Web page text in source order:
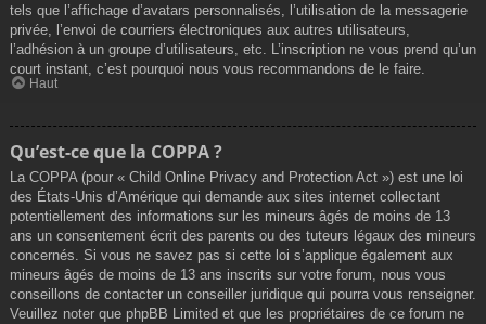
tels que l’affichage d’avatars personnalisés, l’utilisation de la messagerie
privée, l’envoi de courriers électroniques aux autres utilisateurs,
l’adhésion à un groupe d’utilisateurs, etc. L’inscription ne vous prend qu’un
court instant, c’est pourquoi nous vous recommandons de le faire.
Haut
Qu’est-ce que la COPPA ?
La COPPA (pour « Child Online Privacy and Protection Act ») est une loi
des États-Unis d’Amérique qui demande aux sites internet collectant
potentiellement des informations sur les mineurs âgés de moins de 13
ans un consentement écrit des parents ou des tuteurs légaux des mineurs
concernés. Si vous ne savez pas si cette loi s’applique également aux
mineurs âgés de moins de 13 ans inscrits sur votre forum, nous vous
conseillons de contacter un conseiller juridique qui pourra vous renseigner.
Veuillez noter que phpBB Limited et que les propriétaires de ce forum ne